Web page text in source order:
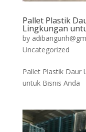
Pallet Plastik
Lingkungan
by
Uncategorized
Pallet Plastik Daur
untuk Bisnis Anda